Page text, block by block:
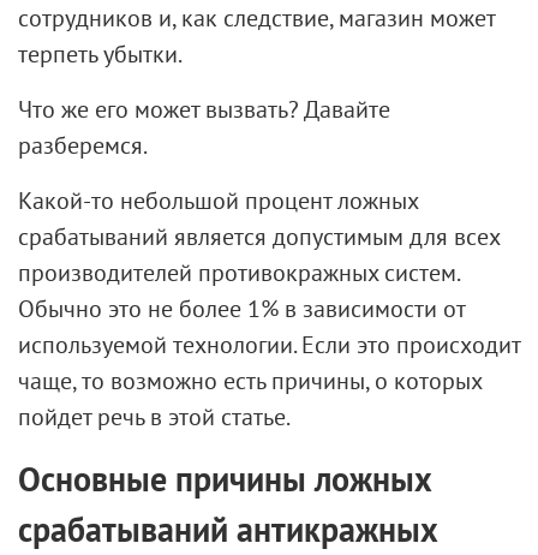
сотрудников и, как следствие, магазин может
терпеть убытки.
Что же его может вызвать? Давайте
разберемся.
Какой-то небольшой процент ложных
срабатываний является допустимым для всех
производителей противокражных систем.
Обычно это не более 1% в зависимости от
используемой технологии. Если это происходит
чаще, то возможно есть причины, о которых
пойдет речь в этой статье.
Основные причины ложных
срабатываний антикражных